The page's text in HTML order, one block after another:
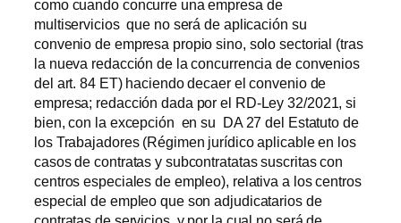
como cuando concurre una empresa de
multiservicios que no será de aplicación su
convenio de empresa propio sino, solo sectorial (tras
la nueva redacción de la concurrencia de convenios
del art. 84 ET) haciendo decaer el convenio de
empresa; redacción dada por el RD-Ley 32/2021, si
bien, con la excepción en su DA 27 del Estatuto de
los Trabajadores (Régimen jurídico aplicable en los
casos de contratas y subcontratatas suscritas con
centros especiales de empleo), relativa a los centros
especial de empleo que son adjudicatarios de